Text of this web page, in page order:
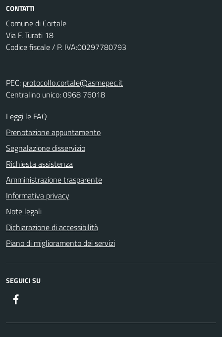
CONTATTI
Comune di Cortale
Via F. Turati 18
Codice fiscale / P. IVA:00297780793
PEC: protocollo.cortale@asmepec.it
Centralino unico: 0968 76018
Leggi le FAQ
Prenotazione appuntamento
Segnalazione disservizio
Richiesta assistenza
Amministrazione trasparente
Informativa privacy
Note legali
Dichiarazione di accessibilità
Piano di miglioramento dei servizi
SEGUICI SU